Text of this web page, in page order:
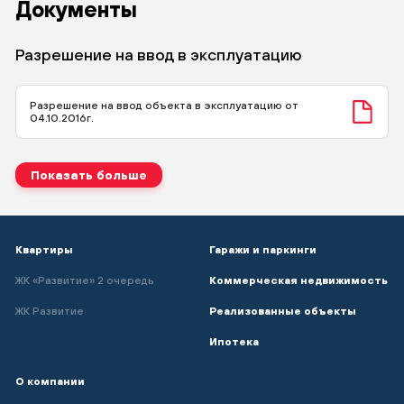
Документы
Разрешение на ввод в эксплуатацию
Разрешение на ввод объекта в эксплуатацию от
04.10.2016г.
Показать больше
Квартиры
ЖК «Развитие» 2 очередь
ЖК Развитие
Гаражи и паркинги
Коммерческая недвижимость
Реализованные объекты
Ипотека
О компании
Нажимая кнопку «Отправить» вы даёте свое согласие на
Нажимая кнопку «Отправить» вы даёте свое согласие на
обработку персональных данных
Отправить